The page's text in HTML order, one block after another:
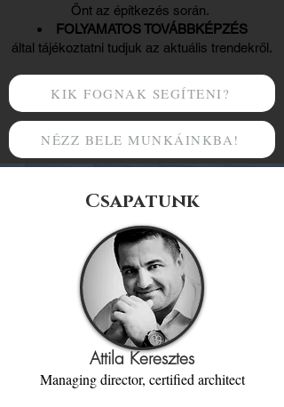
Önt az építkezés során.
FOLYAMATOS TOVÁBBKÉPZÉS
által tájékoztatni tudjuk az aktuális trendekről.
KIK FOGNAK SEGÍTENI?
NÉZZ BELE MUNKÁINKBA!
Csapatunk
Attila Keresztes
Managing director, certified architect